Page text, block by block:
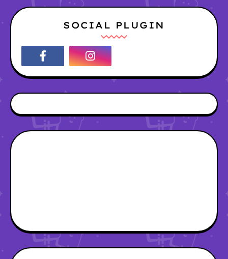
SOCIAL PLUGIN